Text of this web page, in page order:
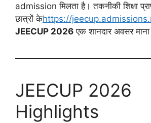
admission मिलता है। तकनीकी शिक्षा
छात्रों केhttps://
JEECUP 2026 एक शानदार अवसर माना
JEECUP 2026
Highlights